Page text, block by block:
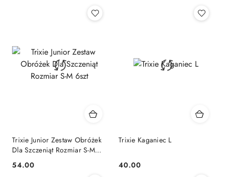
Trixie Junior Zestaw Obróżek
Dla Szczeniąt Rozmiar S-M
Cena:
54.00
Trixie Kaganiec L
Cena:
40.00